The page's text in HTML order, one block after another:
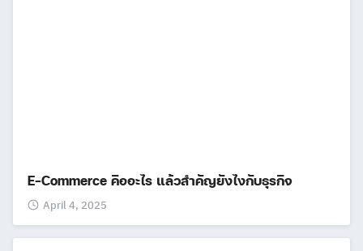
E-Commerce คืออะไร แล้วสำคัญยังไงกับธุรกิจ
April 4, 2025